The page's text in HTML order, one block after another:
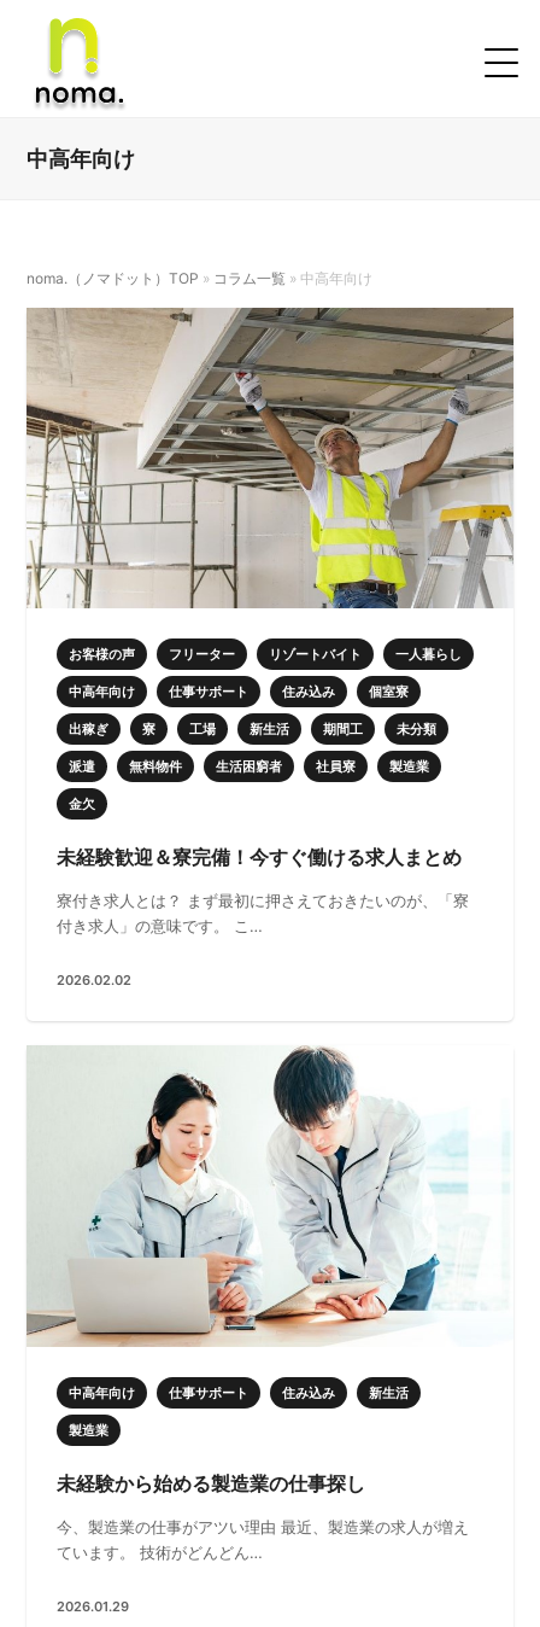
中高年向け
noma.（ノマドット）TOP » コラム一覧 » 中高年向け
お客様の声 フリーター リゾートバイト 一人暮らし
中高年向け 仕事サポート 住み込み 個室寮
出稼ぎ 寮 工場 新生活 期間工 未分類
派遣 無料物件 生活困窮者 社員寮 製造業
金欠
未経験歓迎＆寮完備！今すぐ働ける求人まとめ
寮付き求人とは？ まず最初に押さえておきたいのが、「寮
付き求人」の意味です。 こ…
2026.02.02
中高年向け 仕事サポート 住み込み 新生活
製造業
未経験から始める製造業の仕事探し
今、製造業の仕事がアツい理由 最近、製造業の求人が増え
ています。 技術がどんどん…
2026.01.29